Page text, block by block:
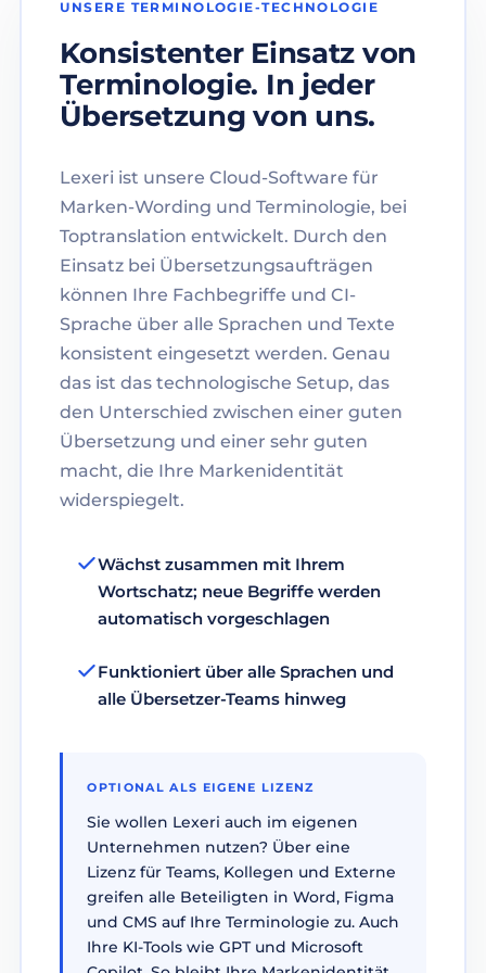
UNSERE TERMINOLOGIE-TECHNOLOGIE
Konsistenter Einsatz von
Terminologie. In jeder
Übersetzung von uns.
Lexeri ist unsere Cloud-Software für
Marken-Wording und Terminologie, bei
Toptranslation entwickelt. Durch den
Einsatz bei Übersetzungsaufträgen
können Ihre Fachbegriffe und CI-
Sprache über alle Sprachen und Texte
konsistent eingesetzt werden. Genau
das ist das technologische Setup, das
den Unterschied zwischen einer guten
Übersetzung und einer sehr guten
macht, die Ihre Markenidentität
widerspiegelt.
Wächst zusammen mit Ihrem
Wortschatz; neue Begriffe werden
automatisch vorgeschlagen
Funktioniert über alle Sprachen und
alle Übersetzer-Teams hinweg
OPTIONAL ALS EIGENE LIZENZ
Sie wollen Lexeri auch im eigenen
Unternehmen nutzen? Über eine
Lizenz für Teams, Kollegen und Externe
greifen alle Beteiligten in Word, Figma
und CMS auf Ihre Terminologie zu. Auch
Ihre KI-Tools wie GPT und Microsoft